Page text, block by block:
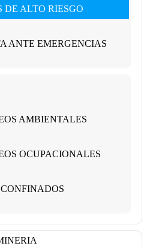
DE ALTO RIESGO
ANTE EMERGENCIAS
AMBIENTALES
OCUPACIONALES